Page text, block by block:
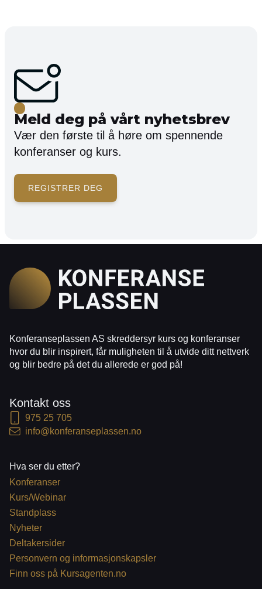
Meld deg på vårt nyhetsbrev
Vær den første til å høre om spennende
konferanser og kurs.
REGISTRER DEG
Konferanseplassen AS skreddersyr kurs og konferanser
hvor du blir inspirert, får muligheten til å utvide ditt nettverk
og blir bedre på det du allerede er god på!
Kontakt oss
975 25 705
info@konferanseplassen.no
Hva ser du etter?
Konferanser
Kurs/Webinar
Standplass
Nyheter
Deltakersider
Personvern og informasjonskapsler
Finn oss på Kursagenten.no